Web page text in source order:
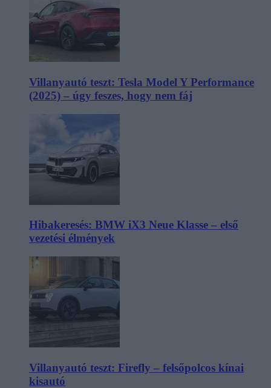
Villanyautó teszt: Tesla Model Y Performance
(2025) – úgy feszes, hogy nem fáj
Hibakeresés: BMW iX3 Neue Klasse – első
vezetési élmények
Villanyautó teszt: Firefly – felsőpolcos kínai
kisautó